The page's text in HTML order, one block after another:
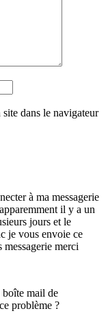
dans le navigateur
à ma messagerie
il y a un
jours et le
je vous envoie ce
merci
boîte mail de
problème ?